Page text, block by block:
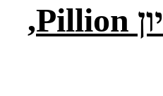
הסרט פיליון Pillion,